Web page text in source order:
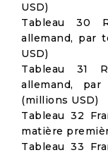
USD)
Tableau 30
allemand, par
USD)
Tableau 31
allemand,
(millions USD)
Tableau 32
matière
Tableau 33